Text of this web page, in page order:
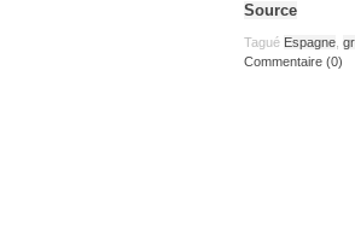
Source
Tagué Espagne
Commentaire (0)